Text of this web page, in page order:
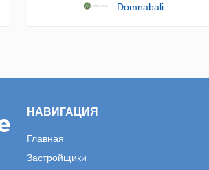
Domnabali
НАВИГАЦИЯ
Главная
Застройщики